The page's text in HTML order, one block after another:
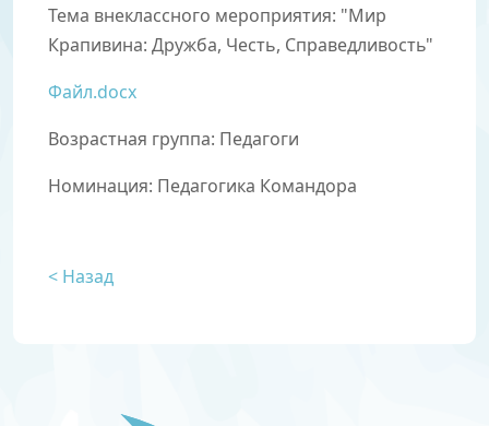
Тема внеклассного мероприятия: "Мир
Крапивина: Дружба, Честь, Справедливость"
Файл.docx
Возрастная группа: Педагоги
Номинация: Педагогика Командора
< Назад